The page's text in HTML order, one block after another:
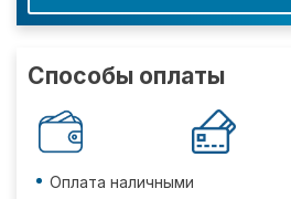
Способы оплаты
Оплата наличными